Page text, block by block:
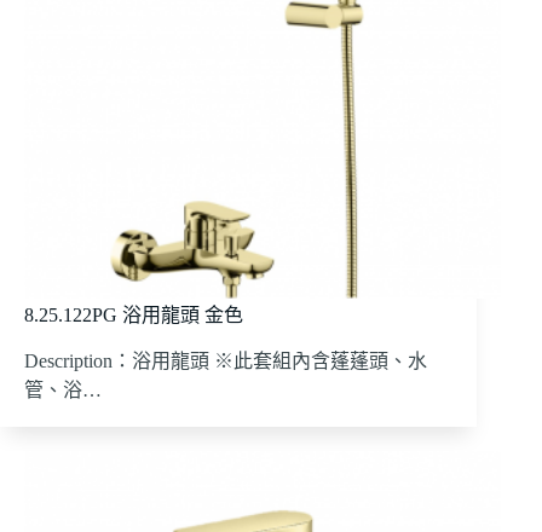
8.25.122PG 浴用龍頭 金色
Description：浴用龍頭 ※此套組內含蓬蓬頭、水
管、浴…